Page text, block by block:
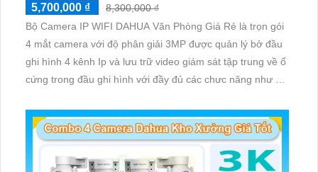
5,700,000 ₫
8,300,000 ₫
Bộ Camera IP WIFI DAHUA Văn Phòng Giá Rẻ là trọn gói
4 mắt camera với độ phân giải 3MP được quản lý bở đầu
ghi hình 4 kênh Ip và lưu trữ video giám sát tập trung về ổ
cứng trong đầu ghi hình với đầy đủ các chưc năng như AI
giám sát có màu vào ban đêm